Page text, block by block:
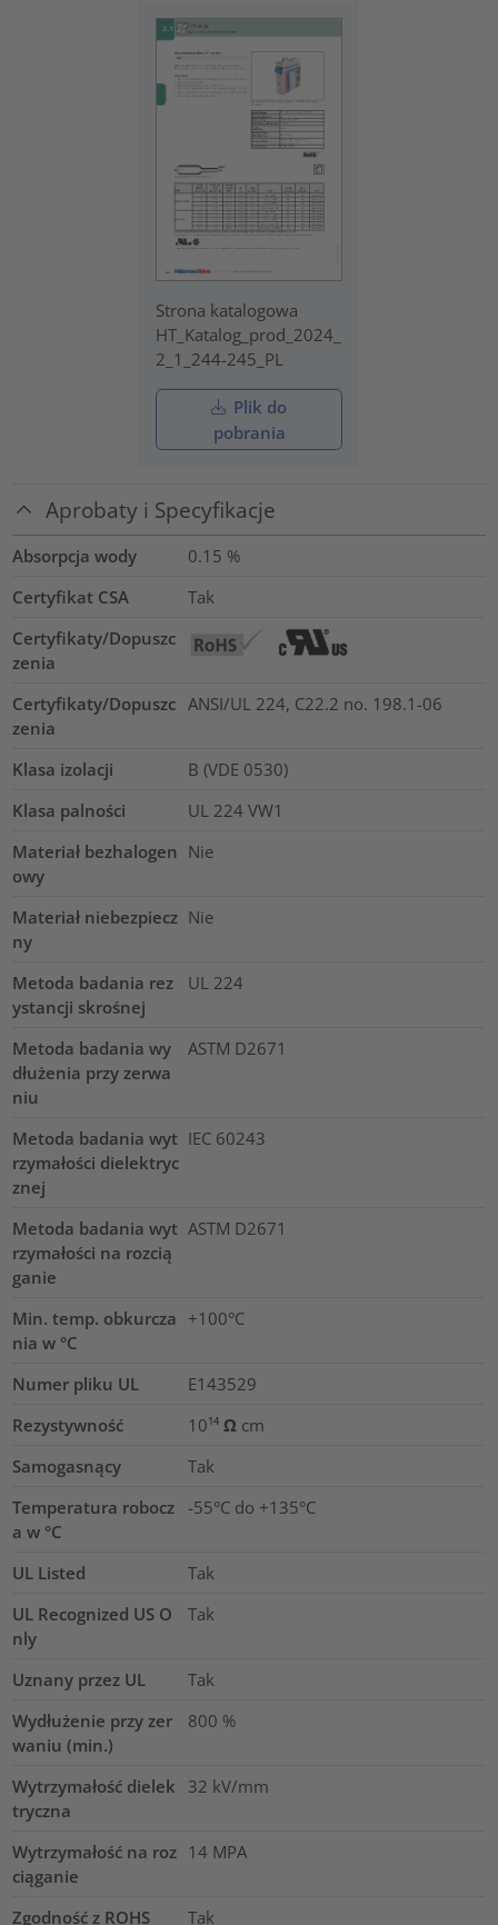
Strona katalogowa
HT_Katalog_prod_2024_
2_1_244-245_PL
Plik do
pobrania
Aprobaty i Specyfikacje
Absorpcja wody 0.15 %
Certyfikat CSA
Tak
Certyfikaty/Dopuszc
zenia
Certyfikaty/Dopuszc
zenia
ANSI/UL 224, C22.2 no. 198.1-06
Klasa izolacji
B (VDE 0530)
Klasa palności
UL 224 VW1
Materiał bezhalogen
owy
Nie
Materiał niebezpiecz
ny
Nie
Metoda badania rez
ystancji skrośnej
UL 224
Metoda badania wy
dłużenia przy zerwa
niu
ASTM D2671
Metoda badania wyt
rzymałości dielektryc
znej
IEC 60243
Metoda badania wyt
rzymałości na rozcią
ganie
ASTM D2671
Min. temp. obkurcza
nia w °C
+100°C
Numer pliku UL
E143529
Rezystywność
10¹⁴ Ω cm
Samogasnący
Tak
Temperatura robocz
a w °C
-55°C do +135°C
UL Listed
Tak
UL Recognized US O
nly
Tak
Uznany przez UL
Tak
Wydłużenie przy zer
waniu (min.)
800 %
Wytrzymałość dielek
tryczna
32 kV/mm
Wytrzymałość na roz
ciąganie
14 MPA
Zgodność z ROHS Tak